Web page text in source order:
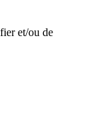
et/ou de